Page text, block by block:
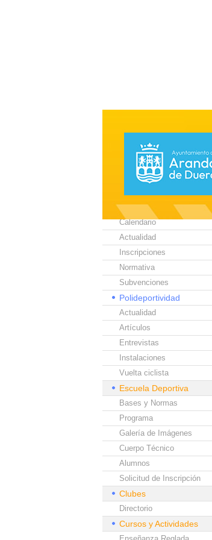
SELECCIONA TU
Juegos Escolares
Calendario
Actualidad
Inscripciones
Normativa
Subvenciones
Polideportividad
Actualidad
Artículos
Entrevistas
Instalaciones
Vuelta ciclista
Escuela Deportiva
Bases y Normas
Programa
Galería de Imágenes
Cuerpo Técnico
Alumnos
Solicitud de Inscripción
Clubes
Directorio
Cursos y Actividades